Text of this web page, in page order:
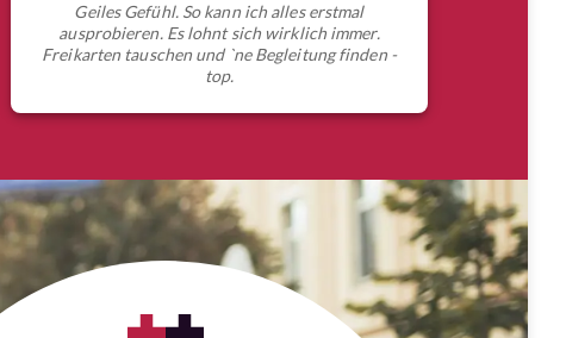
Geiles Gefühl. So kann ich alles erstmal
ausprobieren. Es lohnt sich wirklich immer.
Freikarten tauschen und `ne Begleitung finden -
top.